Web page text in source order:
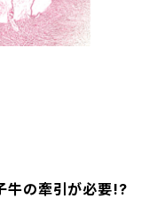
牛の牽引が必要!?